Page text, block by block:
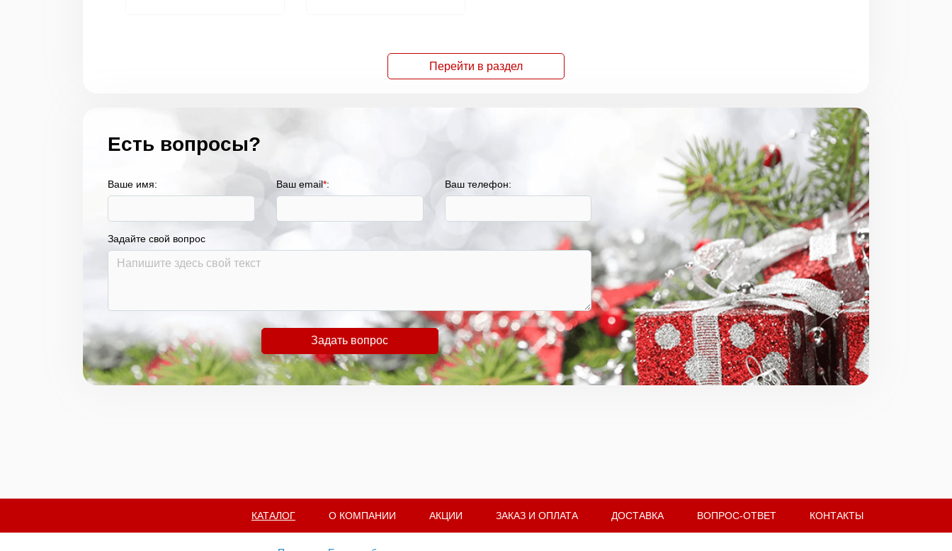
Перейти в раздел
Есть вопросы?
Ваше имя: Ваш email*: Ваш телефон:
Задайте свой вопрос
Задать вопрос
КАТАЛОГ О КОМПАНИИ АКЦИИ ЗАКАЗ И ОПЛАТА ДОСТАВКА ВОПРОС-ОТВЕТ КОНТАКТЫ